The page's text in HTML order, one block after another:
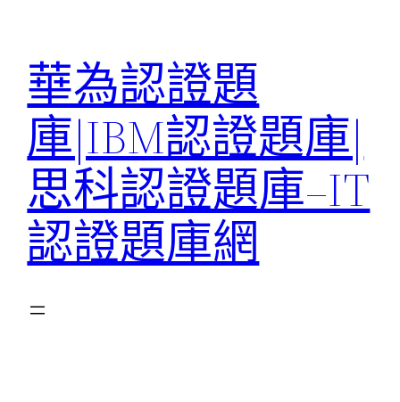
華為認證題
庫|IBM認證題庫|
思科認證題庫–IT
認證題庫網